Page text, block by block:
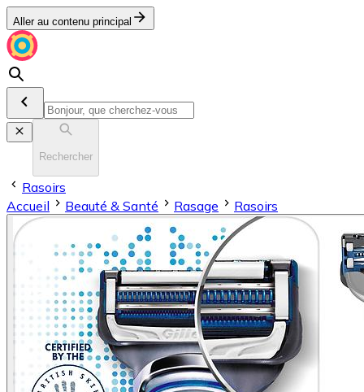
Aller au contenu principal
Rechercher
Rasoirs
Accueil
Beauté & Santé Rasage Rasoirs